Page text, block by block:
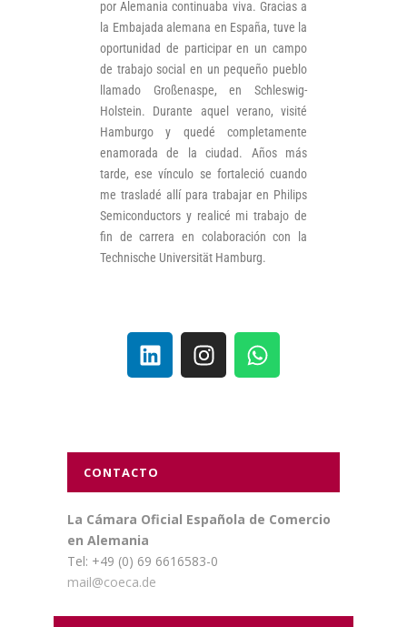
por Alemania continuaba viva. Gracias a
la Embajada alemana en España, tuve la
oportunidad de participar en un campo
de trabajo social en un pequeño pueblo
llamado Großenaspe, en Schleswig-
Holstein. Durante aquel verano, visité
Hamburgo y quedé completamente
enamorada de la ciudad. Años más
tarde, ese vínculo se fortaleció cuando
me trasladé allí para trabajar en Philips
Semiconductors y realicé mi trabajo de
fin de carrera en colaboración con la
Technische Universität Hamburg.
CONTACTO
La Cámara Oficial Española de Comercio
en Alemania
Tel: +49 (0) 69 6616583-0
mail@coeca.de